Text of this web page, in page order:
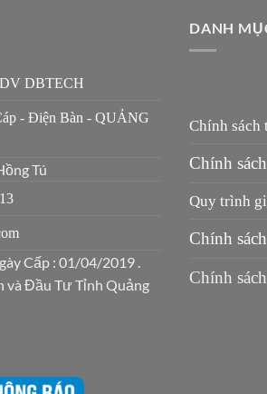
DBTECH
- Điện Bàn - QUẢNG
Tú
Cấp : 01/04/2019 .
và Đầu Tư Tỉnh Quảng
DANH
Chính sách
Chính
Quy trình
Chính
Chính